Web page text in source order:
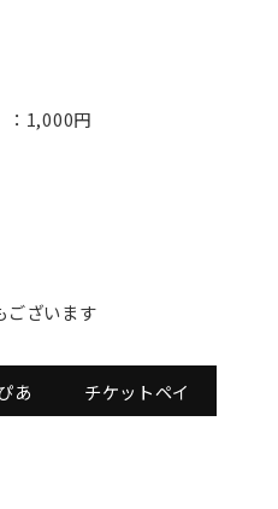
：1,000円
ございます
あ チケットペイ